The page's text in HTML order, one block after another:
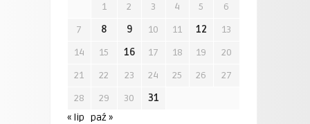
1 2 3 4 5
6
7
8 9 10 11 12
13
14
15 16 17 18 19
20
21
22 23 24 25 26
27
28
29 30
31
« lip paź »